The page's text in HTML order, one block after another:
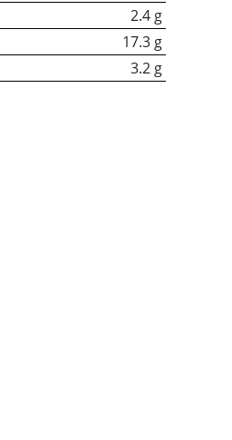
2.4 g
17.3 g
3.2 g